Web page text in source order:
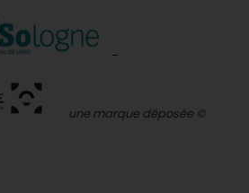
une marque déposée ©